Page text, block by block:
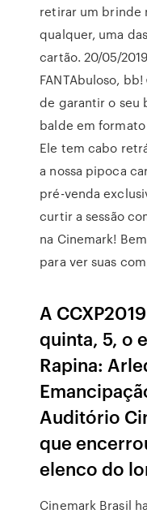
retirar um brinde
qualquer, uma
cartão. 20/05/
FANTAbuloso,
de garantir o seu
balde em
Ele tem cabo
a nossa pipoca
pré-venda
curtir a sessão
na Cinemark!
para ver suas
A
quinta, 5, o
Rapina:
Auditório
que
elenco do
Cinemark Brasil